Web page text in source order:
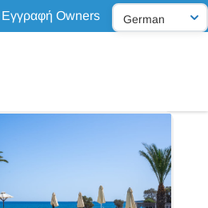
Εγγραφή Owners